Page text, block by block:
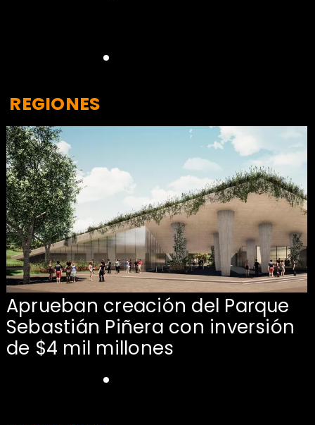
Aprueban creación del Parque
Sebastián Piñera con inversión
de $4 mil millones
REGIONES